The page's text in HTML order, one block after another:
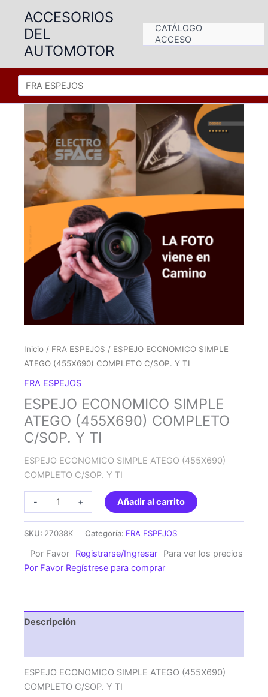
contenido
ACCESORIOS
DEL
AUTOMOTOR
CATÁLOGO
ACCESO
Inicio / FRA ESPEJOS / ESPEJO ECONOMICO SIMPLE
ATEGO (455X690) COMPLETO C/SOP. Y TI
FRA ESPEJOS
ESPEJO ECONOMICO SIMPLE
ATEGO (455X690) COMPLETO
C/SOP. Y TI
ESPEJO ECONOMICO SIMPLE ATEGO (455X690)
COMPLETO C/SOP. Y TI
-
ECONOMICO
(455X690)
COMPLETO
TI
cantidad
+ Añadir al carrito
SKU: 27038K Categoría: FRA ESPEJOS
Por Favor Registrarse/Ingresar
Para ver los precios
Por Favor Regístrese para comprar
Descripción
ESPEJO ECONOMICO SIMPLE ATEGO (455X690)
COMPLETO C/SOP. Y TI